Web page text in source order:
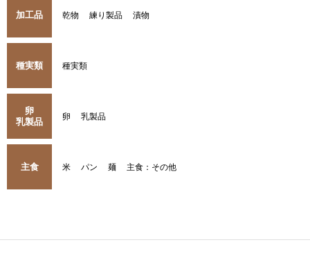
加工品 乾物 練り製品 漬物
種実類 種実類
卵
乳製品
卵 乳製品
主食 米 パン 麺 主食：その他